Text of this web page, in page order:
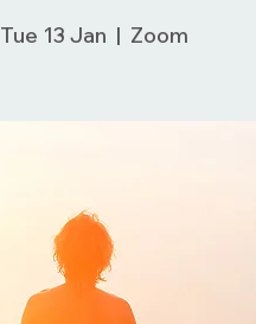
Tue 13 Jan
  |
Zoom